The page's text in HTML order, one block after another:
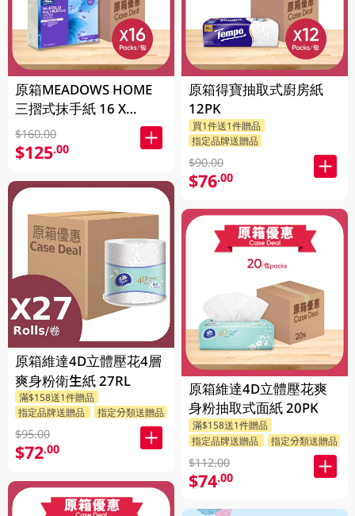
原箱MEADOWS HOME
三摺式抹手紙 16 X
250PC
$160.00
$125.00
原箱維達4D立體壓花4層
爽身粉衛生紙 27RL
滿$158送1件贈品
指定品牌送贈品
指定分類送贈品
$95.00
$72.00
原箱得寶抽取式廚房紙
12PK
買1件送1件贈品
指定品牌送贈品
$90.00
$76.00
原箱維達4D立體壓花爽
身粉抽取式面紙 20PK
滿$158送1件贈品
指定品牌送贈品
指定分類送贈品
$112.00
$74.00